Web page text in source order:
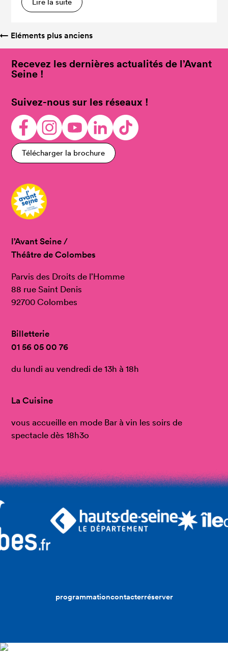
← Eléments plus anciens
Recevez les dernières actualités de l’Avant
Seine !
Suivez-nous sur les réseaux !
Télécharger la brochure
l’Avant Seine /
Théâtre de Colombes
Parvis des Droits de l’Homme
88 rue Saint Denis
92700 Colombes
Billetterie
01 56 05 00 76
du lundi au vendredi de 13h à 18h
La Cuisine
vous accueille en mode Bar à vin les soirs de
spectacle dès 18h3o
programmationcontacterréserver